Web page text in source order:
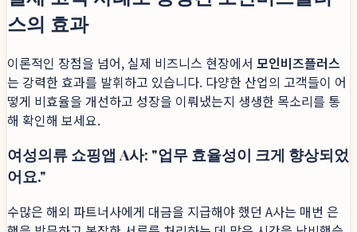
스의 효과
이론적인 장점을 넘어, 실제 비즈니스 현장에서 모인비즈플러스
는 강력한 효과를 발휘하고 있습니다. 다양한 산업의 고객들이 어
떻게 비효율을 개선하고 성장을 이뤄냈는지 생생한 목소리를 통
해 확인해 보세요.
여성의류 쇼핑앱 A사: "업무 효율성이 크게 향상되었
어요."
수많은 해외 파트너사에게 대금을 지급해야 했던 A사는 매번 은